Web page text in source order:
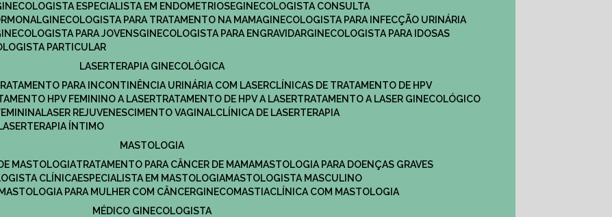
GINECOLOGISTA ESPECIALISTA EM ENDOMETRIOSE
GINECOLOGISTA CONSULTA
GINECOLOGISTA PARA TRATAMENTO NA MAMA
GINECOLOGISTA PARA INFECÇÃO URINÁRIA
GINECOLOGISTA PARA JOVENS GINECOLOGISTA PARA ENGRAVIDAR
GINECOLOGISTA PARA IDOSAS
PARTICULAR
LASERTERAPIA GINECOLÓGICA
TRATAMENTO PARA INCONTINÊNCIA URINÁRIA COM LASER
CLÍNICAS DE TRATAMENTO DE HPV
HPV FEMININO A LASER TRATAMENTO DE HPV A LASER
TRATAMENTO A LASER GINECOLÓGICO
LASER REJUVENESCIMENTO VAGINAL
CLÍNICA DE LASERTERAPIA
LASERTERAPIA ÍNTIMO
MASTOLOGIA
DE MASTOLOGIA TRATAMENTO PARA CÂNCER DE MAMA
MASTOLOGIA PARA DOENÇAS GRAVES
CLÍNICA ESPECIALISTA EM MASTOLOGIA
MASTOLOGISTA MASCULINO
MASTOLOGIA PARA MULHER COM CÂNCER GINECOMASTIA
CLÍNICA COM MASTOLOGIA
MÉDICO GINECOLOGISTA